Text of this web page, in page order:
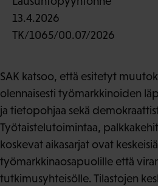
13.4.2026
TK/1065/00.07/2026
SAK katsoo, että esitetyt
olennaisesti työmarkkinoiden
ja tietopohjaa sekä
Työtaistelutoimintaa,
koskevat aikasarjat ovat
työmarkkinaosapuolille että
tutkimusyhteisölle. Tilastojen